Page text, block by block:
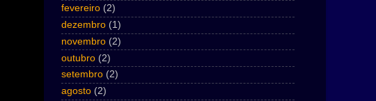
fevereiro (2)
dezembro (1)
novembro (2)
outubro (2)
setembro (2)
agosto (2)